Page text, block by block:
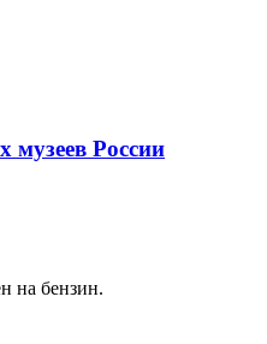
музеев России
на бензин.